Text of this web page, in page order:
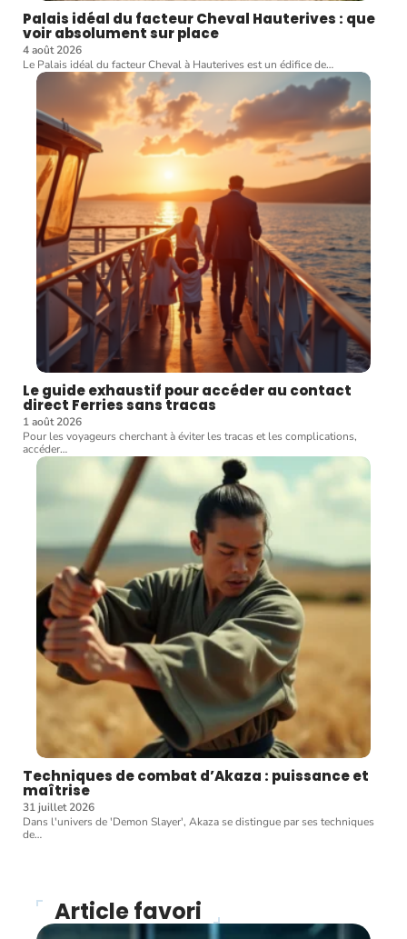
Palais idéal du facteur Cheval Hauterives : que
voir absolument sur place
4 août 2026
Le Palais idéal du facteur Cheval à Hauterives est un édifice de…
Le guide exhaustif pour accéder au contact
direct Ferries sans tracas
1 août 2026
Pour les voyageurs cherchant à éviter les tracas et les complications,
accéder…
Techniques de combat d’Akaza : puissance et
maîtrise
31 juillet 2026
Dans l'univers de 'Demon Slayer', Akaza se distingue par ses techniques
de…
Article favori